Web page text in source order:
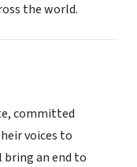
the world.
committed
voices to
an end to